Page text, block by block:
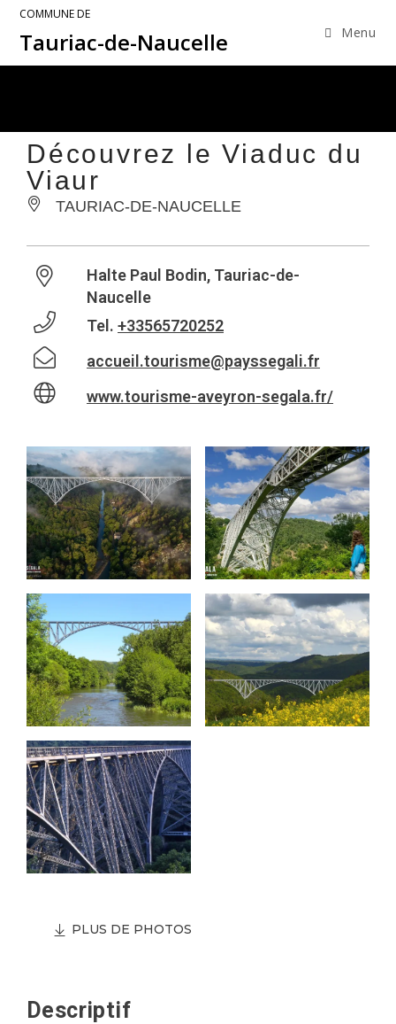
COMMUNE DE
Tauriac-de-Naucelle Menu
Découvrez le Viaduc du
Viaur
TAURIAC-DE-NAUCELLE
Halte Paul Bodin, Tauriac-de-
Naucelle
Tel. +33565720252
accueil.tourisme@payssegali.fr
www.tourisme-aveyron-segala.fr/
PLUS DE PHOTOS
Descriptif